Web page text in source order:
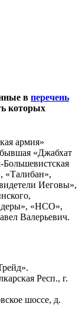
в перечень
которых
армия»
«Джабхат
Иеговы»,
«НСО»,
Валерьевич.
Респ., г.
шоссе, д.